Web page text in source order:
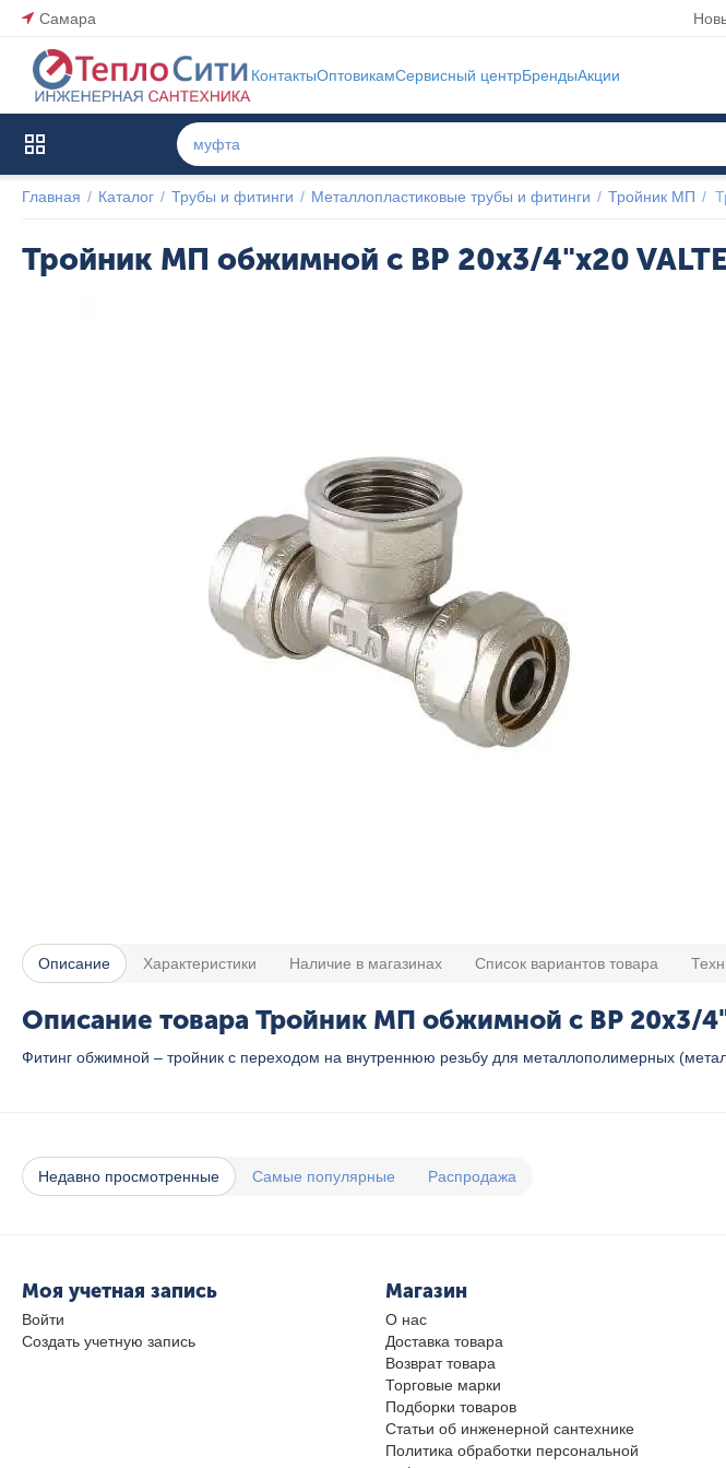
Самара
КонтактыОптовикамСервисный центрБрендыАкции
Главная / Каталог / Трубы и фитинги / Металлопластиковые трубы и фитинги / Тройник МП /
Тройник МП обжимной с ВР 20x3/4"x20
Описание Характеристики Наличие в магазинах Список вариантов товара
Описание товара Тройник МП обжимной с ВР 20x3/
Фитинг обжимной – тройник с переходом на внутреннюю резьбу для металлополимерных
Недавно просмотренные Самые популярные Распродажа
Моя учетная запись
Войти
Создать учетную запись
Магазин
О нас
Доставка товара
Возврат товара
Торговые марки
Подборки товаров
Статьи об инженерной сантехнике
Политика обработки персональной